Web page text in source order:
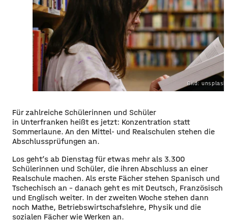
Bild:
Für zahlreiche Schülerinnen und Schüler
in Unterfranken heißt es jetzt: Konzentration statt
Sommerlaune. An den Mittel- und Realschulen stehen die
Abschlussprüfungen an.
Los geht’s ab Dienstag für etwas mehr als 3.300
Schülerinnen und Schüler, die ihren Abschluss an einer
Realschule machen. Als erste Fächer stehen Spanisch und
Tschechisch an – danach geht es mit Deutsch, Französisch
und Englisch weiter. In der zweiten Woche stehen dann
noch Mathe, Betriebswirtschafslehre, Physik und die
sozialen Fächer wie Werken an.